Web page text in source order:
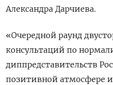
Александра Дарчиева.
«Очередной раунд
консультаций по
диппредставительств
позитивной атмосфере